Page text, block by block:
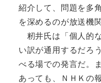
紹介して、問題を多
を深めるのが放送機
籾井氏は「個人的
い訳が通用するだろ
べる場での発言だ。
あっても、ＮＨＫの